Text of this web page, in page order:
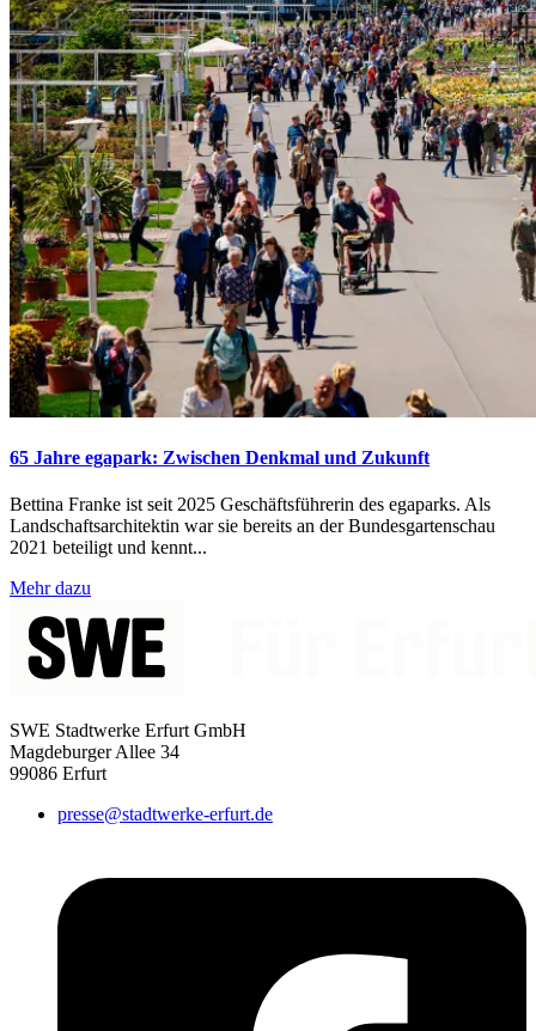
65 Jahre egapark: Zwischen Denkmal und Zukunft
Bettina Franke ist seit 2025 Geschäftsführerin des egaparks. Als
Landschaftsarchitektin war sie bereits an der Bundesgartenschau
2021 beteiligt und kennt...
Mehr dazu
SWE Stadtwerke Erfurt GmbH
Magdeburger Allee 34
99086 Erfurt
presse@stadtwerke-erfurt.de